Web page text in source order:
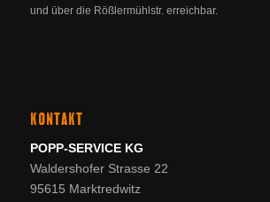
und über die Rößlermühlstr. erreichbar.
KONTAKT
POPP-SERVICE KG
Waldershofer Strasse 22
95615 Marktredwitz